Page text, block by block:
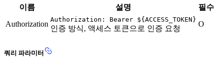
이름 설명
필수
Authorization
Authorization: Bearer ${ACCESS_TOKEN}
인증 방식, 액세스 토큰으로 인증 요청
O
쿼리 파라미터